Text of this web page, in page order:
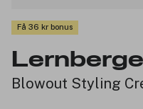
Få 36 kr bonus
Blowout Styling